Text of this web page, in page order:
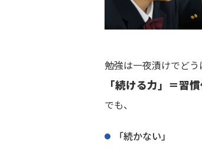
勉強は一夜漬けでどう
「続ける力」＝習
でも、
「続かない」